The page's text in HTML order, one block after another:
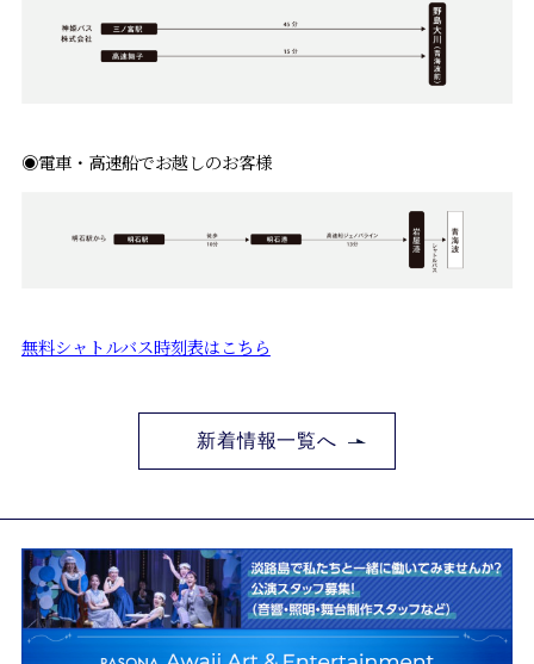
◉電車・高速船でお越しのお客様
無料シャトルバス時刻表はこちら
新着情報一覧へ